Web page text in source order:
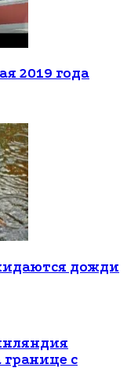
2019 года
дожди
с